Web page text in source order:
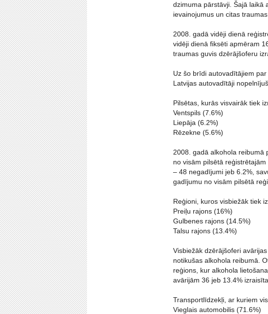
dzimuma pārstāvji. Šajā laikā
ievainojumus un citas
2008. gadā vidēji dienā
vidēji dienā fiksēti apmēram
traumas guvis dzērājšoferu
Uz šo brīdi autovadītājiem
Latvijas autovadītāji
Pilsētas, kurās visvairāk tiek
Ventspils (7.6%)
Liepāja (6.2%)
Rēzekne (5.6%)
2008. gadā alkohola reibumā
no visām pilsētā
– 48 negadījumi jeb 6.2%,
gadījumu no visām pilsētā
Reģioni, kuros visbiežāk tiek
Preiļu rajons (16%)
Gulbenes rajons (14.5%)
Talsu rajons (13.4%)
Visbiežāk dzērājšoferi
notikušas alkohola reibumā.
reģions, kur alkohola
avārijām 36 jeb 13.4%
Transportlīdzekļi, ar kuriem
Vieglais automobilis (71.6%)